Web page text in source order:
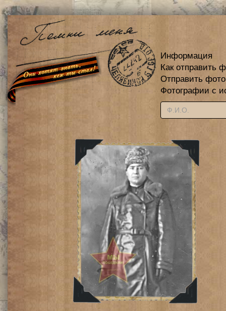
Информация
Как отправить
Отправить
Фотографии с